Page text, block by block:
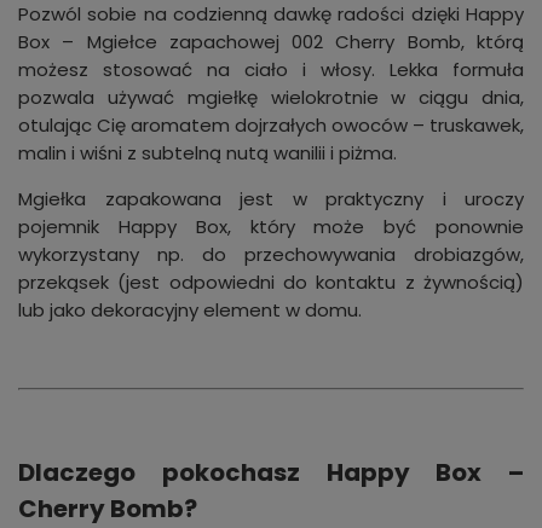
Pozwól sobie na codzienną dawkę radości dzięki Happy
Box – Mgiełce zapachowej 002 Cherry Bomb, którą
możesz stosować na ciało i włosy. Lekka formuła
pozwala używać mgiełkę wielokrotnie w ciągu dnia,
otulając Cię aromatem dojrzałych owoców – truskawek,
malin i wiśni z subtelną nutą wanilii i piżma.
Mgiełka zapakowana jest w praktyczny i uroczy
pojemnik Happy Box, który może być ponownie
wykorzystany np. do przechowywania drobiazgów,
przekąsek (jest odpowiedni do kontaktu z żywnością)
lub jako dekoracyjny element w domu.
Dlaczego pokochasz Happy Box –
Cherry Bomb?